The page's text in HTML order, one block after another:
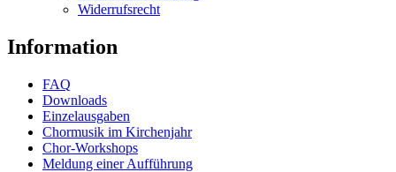
on
product
Widerrufsrecht
Information
FAQ
Downloads
Einzelausgaben
Chormusik im Kirchenjahr
Chor-Workshops
Meldung einer Aufführung